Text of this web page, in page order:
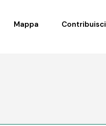
Mappa Contribuisci